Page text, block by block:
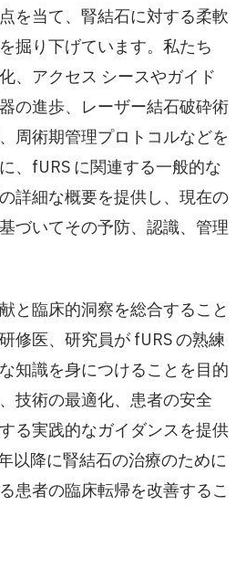
を当て、腎結石に対する柔軟
掘り下げています。私たち
、アクセス シースやガイド
の進歩、レーザー結石破砕術
周術期管理プロトコルなどを
、fURS に関連する一般的な
詳細な概要を提供し、現在の
づいてその予防、認識、管理
と臨床的洞察を総合すること
修医、研究員が fURS の熟練
知識を身につけることを目的
技術の最適化、患者の安全
る実践的なガイダンスを提供
以降に腎結石の治療のために
患者の臨床転帰を改善するこ